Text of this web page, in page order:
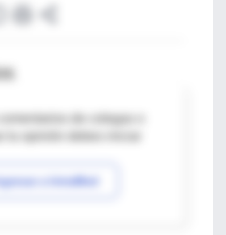
de colegas o
a IntraMed